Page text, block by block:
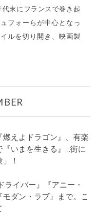
末にフランスで巻き起
フォーらが中心となっ
ルを切り開き、映画製
えよドラゴン』、有楽
いまを生きる』…街に
！
ライバー』『アニー・
ダン・ラブ』まで。こ